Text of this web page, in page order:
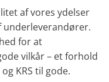
af vores ydelser
underleverandører.
for at
vilkår – et forhold
KRS til gode.